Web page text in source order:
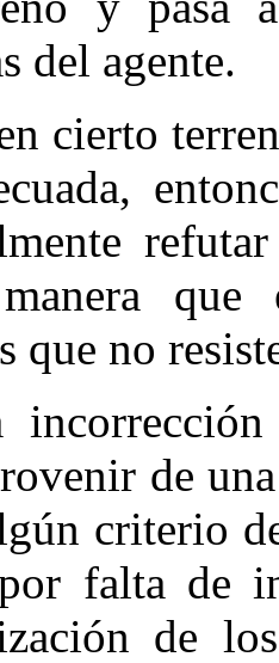
del agente.
cierto
que
que no
de
criterio
falta de
de